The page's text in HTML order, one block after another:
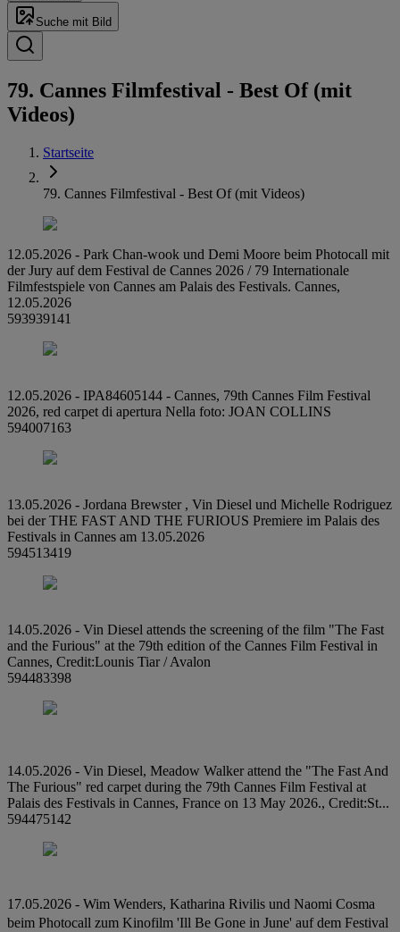
Suche mit Bild
79. Cannes Film­fes­ti­val - Best Of (mit
Videos)
Startseite
79. Cannes Filmfestival - Best Of (mit Videos)
12.05.2026 - Park Chan-wook und Demi Moore beim Photocall mit
der Jury auf dem Festival de Cannes 2026 / 79 Internationale
Filmfestspiele von Cannes am Palais des Festivals. Cannes,
12.05.2026
593939141
12.05.2026 - IPA84605144 - Cannes, 79th Cannes Film Festival
2026, red carpet di apertura Nella foto: JOAN COLLINS
594007163
13.05.2026 - Jordana Brewster , Vin Diesel und Michelle Rodriguez
bei der THE FAST AND THE FURIOUS Premiere im Palais des
Festivals in Cannes am 13.05.2026
594513419
14.05.2026 - Vin Diesel attends the screening of the film "The Fast
and the Furious" at the 79th edition of the Cannes Film Festival in
Cannes, Credit:Lounis Tiar / Avalon
594483398
14.05.2026 - Vin Diesel, Meadow Walker attend the "The Fast And
The Furious" red carpet during the 79th Cannes Film Festival at
Palais des Festivals in Cannes, France on 13 May 2026., Credit:St...
594475142
17.05.2026 - Wim Wenders, Katharina Rivilis und Naomi Cosma
beim Photocall zum Kinofilm 'Ill Be Gone in June' auf dem Festival